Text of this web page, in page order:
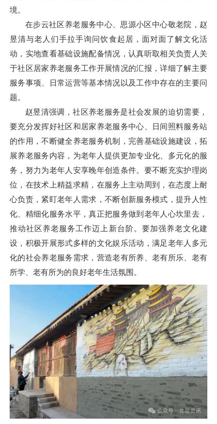
境。
在步云社区养老服务中心、思源小区中心敬老院，赵
昱清与老人们手拉手询问饮食起居，面对面了解文化活
动，实地查看基础设施配备情况，认真听取相关负责人关
于社区居家养老服务工作开展情况的汇报，详细了解主要
服务事项、日常运营等基本情况以及工作中存在的主要问
题。
赵昱清强调，社区养老服务是社会发展的迫切需要，
要充分发挥好社区和居家养老服务中心、日间照料服务站
的作用，不断健全养老服务机制，完善基础设施建设，拓
展养老服务内容，为老年人提供更加专业化、多元化的服
务，努力为老年人安享晚年创造条件。要不断充实护理岗
位，在技术上精益求精，在服务上主动周到，在态度上耐
心负责，紧盯老年人需求，不断创新服务模式，提升人性
化、精细化服务水平，真正把服务做到老年人心坎里去，
推动社区养老服务工作迈上新台阶。要加强养老文化建
设，积极开展形式多样的文化娱乐活动，满足老年人多元
化的社会养老服务需求，营造老有所养、老有所乐、老有
所学、老有所为的良好老年生活氛围。